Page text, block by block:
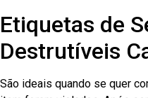
Etiquetas de
Destrutíveis
São ideais quando se quer